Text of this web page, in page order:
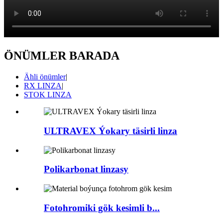
ÖNÜMLER BARADA
Ähli önümler|
RX LINZA|
STOK LINZA
ULTRAVEX Ýokary täsirli linza
Polikarbonat linzasy
Fotohromiki gök kesimli b...